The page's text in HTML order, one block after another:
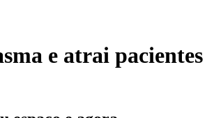
e atrai pacientes